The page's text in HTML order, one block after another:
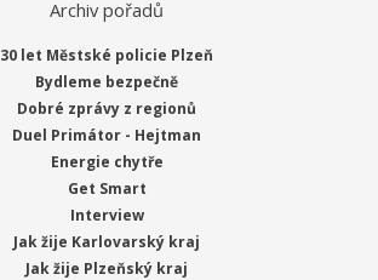
Archiv pořadů
30 let Městské policie Plzeň
Bydleme bezpečně
Dobré zprávy z regionů
Duel Primátor - Hejtman
Energie chytře
Get Smart
Interview
Jak žije Karlovarský kraj
Jak žije Plzeňský kraj